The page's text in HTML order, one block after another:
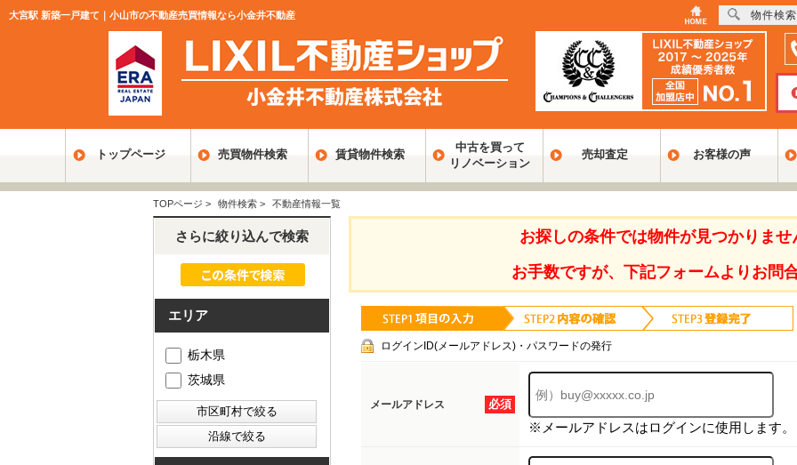
大宮駅 新築一戸建て｜小山市の不動産売買情報なら小金井不動産
トップページ 売買物件検索 賃貸物件検索
中古を買って
リノベーション
売却査定 お客様の声
TOPページ > 物件検索 > 不動産情報一覧
お探しの条件では物件が見つかりませ
お手数ですが、下記フォームよりお問
ログインID(メールアドレス)・パスワードの発行
必須
メールアドレス
※メールアドレスはログインに使用します。
さらに絞り込んで検索
エリア
栃木県
茨城県
物件検索